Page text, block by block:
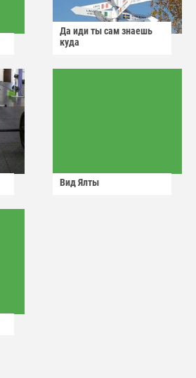
Да иди ты сам знаешь
куда
Вид Ялты